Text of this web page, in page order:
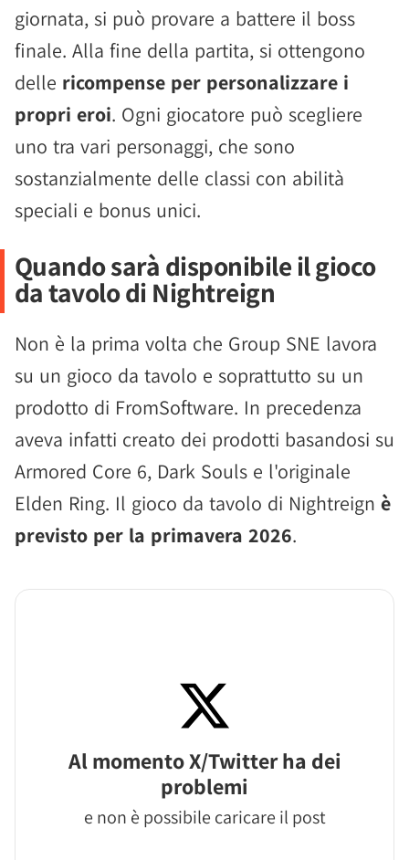
giornata, si può provare a battere il boss
finale. Alla fine della partita, si ottengono
delle ricompense per personalizzare i
propri eroi. Ogni giocatore può scegliere
uno tra vari personaggi, che sono
sostanzialmente delle classi con abilità
speciali e bonus unici.
Quando sarà disponibile il gioco
da tavolo di Nightreign
Non è la prima volta che Group SNE lavora
su un gioco da tavolo e soprattutto su un
prodotto di FromSoftware. In precedenza
aveva infatti creato dei prodotti basandosi su
Armored Core 6, Dark Souls e l'originale
Elden Ring. Il gioco da tavolo di Nightreign è
previsto per la primavera 2026.
Al momento X/Twitter ha dei
problemi
e non è possibile caricare il post